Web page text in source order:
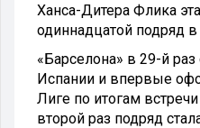
Ханса-Дитера Флика
одиннадцатой подряд
«Барселона» в 29-й
Испании и впервые
Лиге по итогам
второй раз подряд